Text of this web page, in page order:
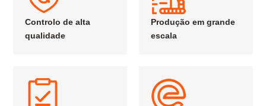
Controlo de alta
qualidade
Produção em grande
escala